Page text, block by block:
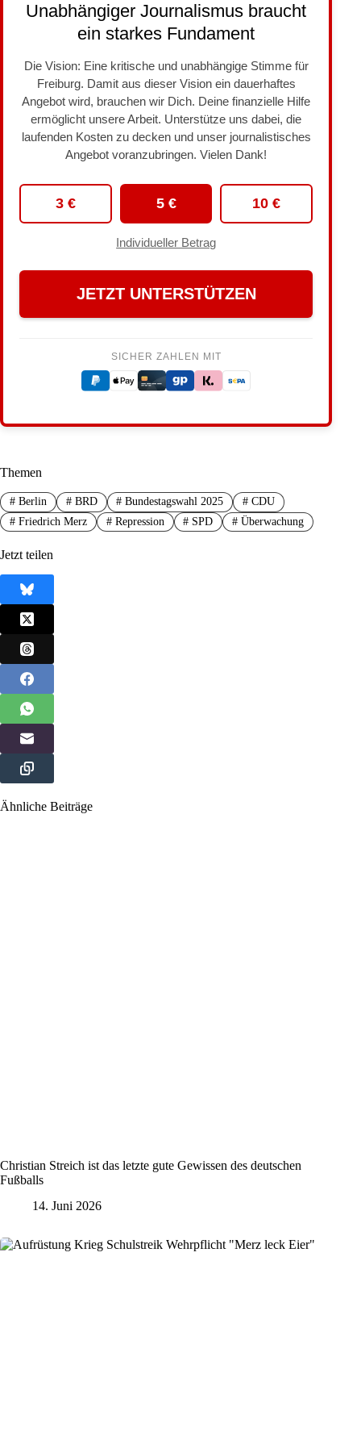
Unabhängiger Journalismus braucht
ein starkes Fundament
Die Vision: Eine kritische und unabhängige Stimme für
Freiburg. Damit aus dieser Vision ein dauerhaftes
Angebot wird, brauchen wir Dich. Deine finanzielle Hilfe
ermöglicht unsere Arbeit. Unterstütze uns dabei, die
laufenden Kosten zu decken und unser journalistisches
Angebot voranzubringen. Vielen Dank!
3 € 5 € 10 €
Individueller Betrag
JETZT UNTERSTÜTZEN
SICHER ZAHLEN MIT
Themen
#Berlin #BRD # Bundestagswahl 2025 # CDU
#Friedrich Merz #Repression # SPD # Überwachung
Jetzt teilen
Ähnliche Beiträge
Christian Streich ist das letzte gute Gewissen des deutschen
Fußballs
14. Juni 2026